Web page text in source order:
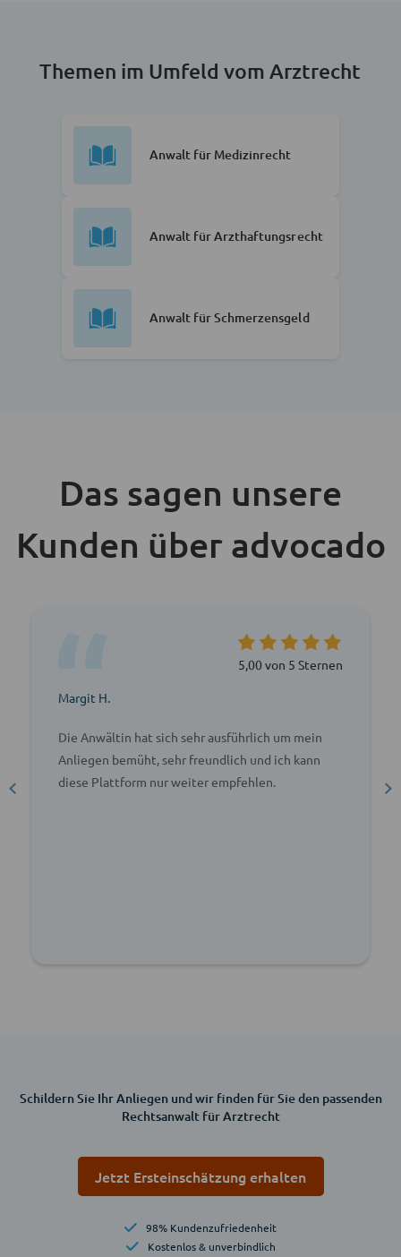
Themen im Umfeld vom Arztrecht
Anwalt für Medizinrecht
Anwalt für Arzthaftungsrecht
Anwalt für Schmerzensgeld
Das sagen unsere
Kunden über advocado
5,00 von 5 Sternen
Margit H.
Die Anwältin hat sich sehr ausführlich um mein
Anliegen bemüht, sehr freundlich und ich kann
diese Plattform nur weiter empfehlen.
Schildern Sie Ihr Anliegen und wir finden für Sie den passenden
Rechtsanwalt für Arztrecht
Jetzt Ersteinschätzung erhalten
98% Kundenzufriedenheit
Kostenlos & unverbindlich